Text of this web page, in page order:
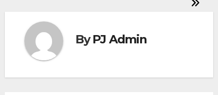
ByPJ Admin